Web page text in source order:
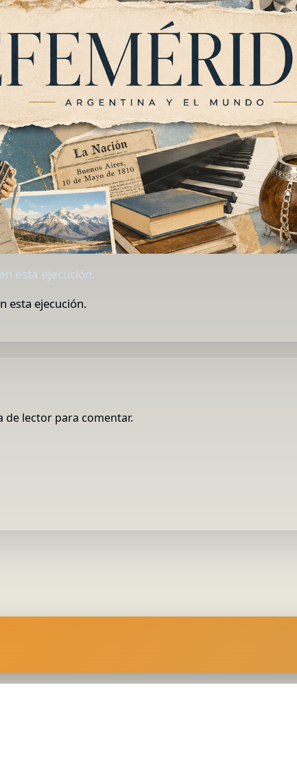
esta ejecución.
esta ejecución.
de lector para comentar.